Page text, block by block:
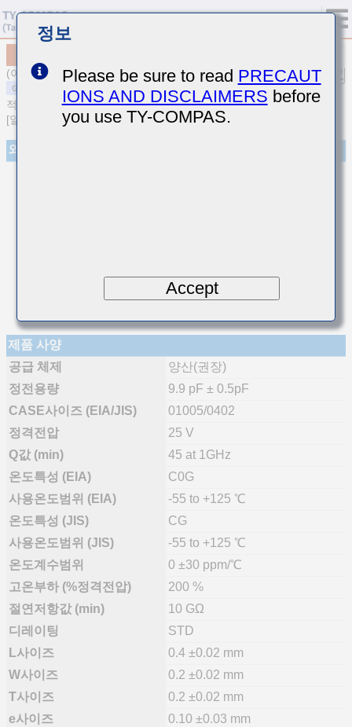
(이전품번 TVS042CG9R9DC-W)
적층 세라믹 커패시터
[일반용 고주파 / 저손실 적층 세라믹 커패시터]
외관
제품 사양
공급 체제
양산(권장)
정전용량
9.9 pF ± 0.5pF
CASE사이즈 (EIA/JIS)
01005/0402
정격전압
25 V
Q값 (min)
45 at 1GHz
온도특성 (EIA)
C0G
사용온도범위 (EIA)
-55 to +125 ℃
온도특성 (JIS)
CG
사용온도범위 (JIS)
-55 to +125 ℃
온도계수범위
0 ±30 ppm/℃
고온부하 (%정격전압)
200 %
절연저항값 (min)
10 GΩ
디레이팅
STD
L사이즈
0.4 ±0.02 mm
W사이즈
0.2 ±0.02 mm
T사이즈
0.2 ±0.02 mm
e사이즈
0.10 ±0.03 mm
정보
Please be sure to read PRECAUT
IONS AND DISCLAIMERS before
you use TY-COMPAS.
Accept